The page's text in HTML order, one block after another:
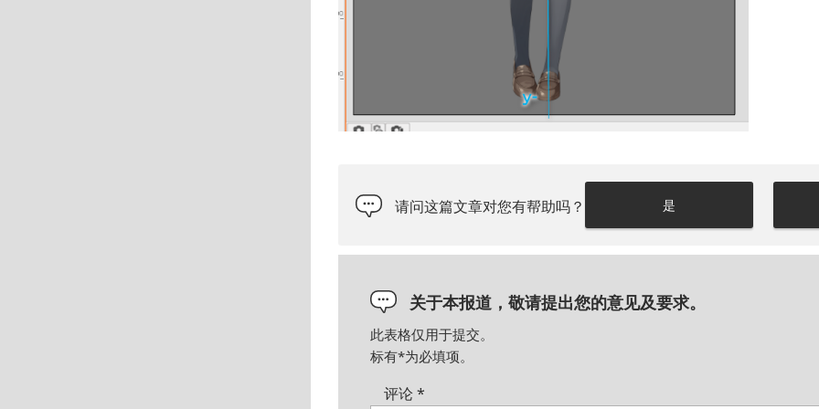
请问这篇文章对您有帮助吗？ 是
关于本报道，敬请提出您的意见及要求。
此表格仅用于提交。
标有*为必填项。
评论*